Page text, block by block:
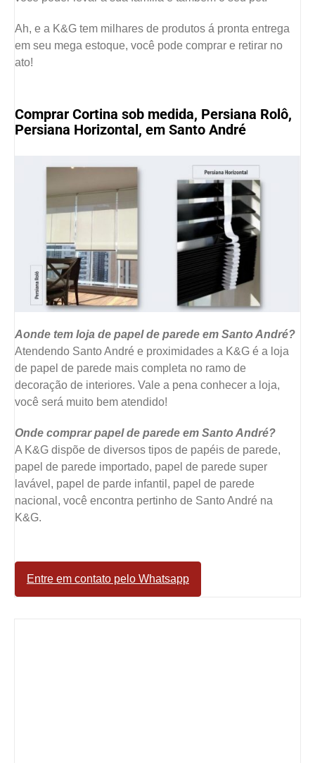
Ah, e a K&G tem milhares de produtos á pronta entrega
em seu mega estoque, você pode comprar e retirar no
ato!
Comprar Cortina sob medida, Persiana Rolô,
Persiana Horizontal, em Santo André
Aonde tem loja de papel de parede em Santo André?
Atendendo Santo André e proximidades a K&G é a loja
de papel de parede mais completa no ramo de
decoração de interiores. Vale a pena conhecer a loja,
você será muito bem atendido!
Onde comprar papel de parede em Santo André?
A K&G dispõe de diversos tipos de papéis de parede,
papel de parede importado, papel de parede super
lavável, papel de parde infantil, papel de parede
nacional, você encontra pertinho de Santo André na
K&G.
Entre em contato pelo Whatsapp